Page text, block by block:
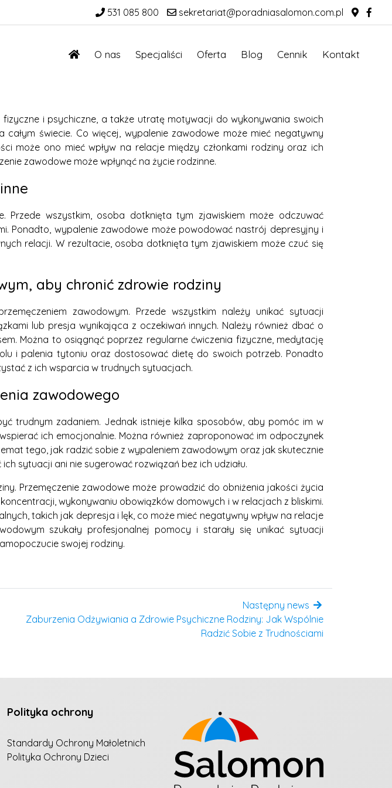
531 085 800 sekretariat@poradniasalomon.com.pl
O nas Specjaliści Oferta Blog Cennik Kontakt
i psychiczne, a także utratę motywacji do wykonywania swoich
świecie. Co więcej, wypalenie zawodowe może mieć negatywny
może ono mieć wpływ na relacje między członkami rodziny oraz ich
zawodowe może wpłynąć na życie rodzinne.
Przede wszystkim, osoba dotknięta tym zjawiskiem może odczuwać
Ponadto, wypalenie zawodowe może powodować nastrój depresyjny i
relacji. W rezultacie, osoba dotknięta tym zjawiskiem może czuć się
aby chronić zdrowie rodziny
zawodowym. Przede wszystkim należy unikać sytuacji
lub presja wynikająca z oczekiwań innych. Należy również dbać o
Można to osiągnąć poprzez regularne ćwiczenia fizyczne, medytację
i palenia tytoniu oraz dostosować dietę do swoich potrzeb. Ponadto
z ich wsparcia w trudnych sytuacjach.
zawodowego
trudnym zadaniem. Jednak istnieje kilka sposobów, aby pomóc im w
ich emocjonalnie. Można również zaproponować im odpoczynek
tego, jak radzić sobie z wypaleniem zawodowym oraz jak skutecznie
sytuacji ani nie sugerować rozwiązań bez ich udziału.
Przemęczenie zawodowe może prowadzić do obniżenia jakości życia
wykonywaniu obowiązków domowych i w relacjach z bliskimi.
takich jak depresja i lęk, co może mieć negatywny wpływ na relacje
szukały profesjonalnej pomocy i starały się unikać sytuacji
swojej rodziny.
Następny news
Zaburzenia Odżywiania a Zdrowie Psychiczne Rodziny: Jak Wspólnie
Radzić Sobie z Trudnościami
Polityka ochrony
Standardy Ochrony Małoletnich
Polityka Ochrony Dzieci